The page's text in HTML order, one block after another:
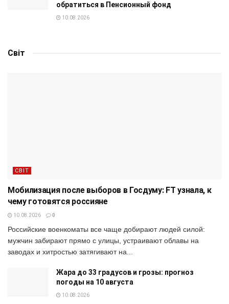
обратиться в Пенсионный фонд
10.08.2026
Світ
СВІТ
Мобилизация после выборов в Госдуму: FT узнала, к
чему готовятся россияне
10.08.2026 0
Российские военкоматы все чаще добирают людей силой:
мужчин забирают прямо с улицы, устраивают облавы на
заводах и хитростью затягивают на...
Жара до 33 градусов и грозы: прогноз
погоды на 10 августа
10.08.2026